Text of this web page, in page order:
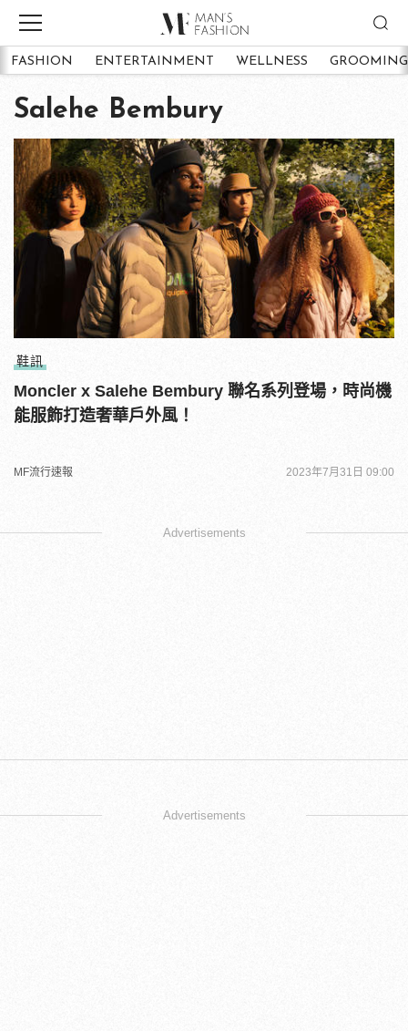
FASHION ENTERTAINMENT WELLNESS GROOMING
Salehe Bembury
鞋訊
Moncler x Salehe Bembury 聯名系列登場，時尚機
能服飾打造奢華戶外風！
MF流行速報 2023年7月31日 09:00
Advertisements
Advertisements